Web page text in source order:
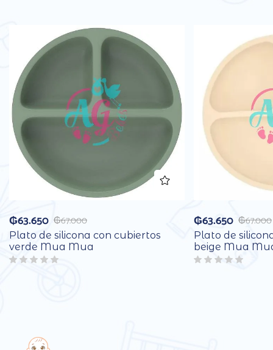
₲67.000
₲63.650
Plato de silicona con cubiertos
verde Mua Mua
₲67.000
₲63.650
Plato de
beige Mua